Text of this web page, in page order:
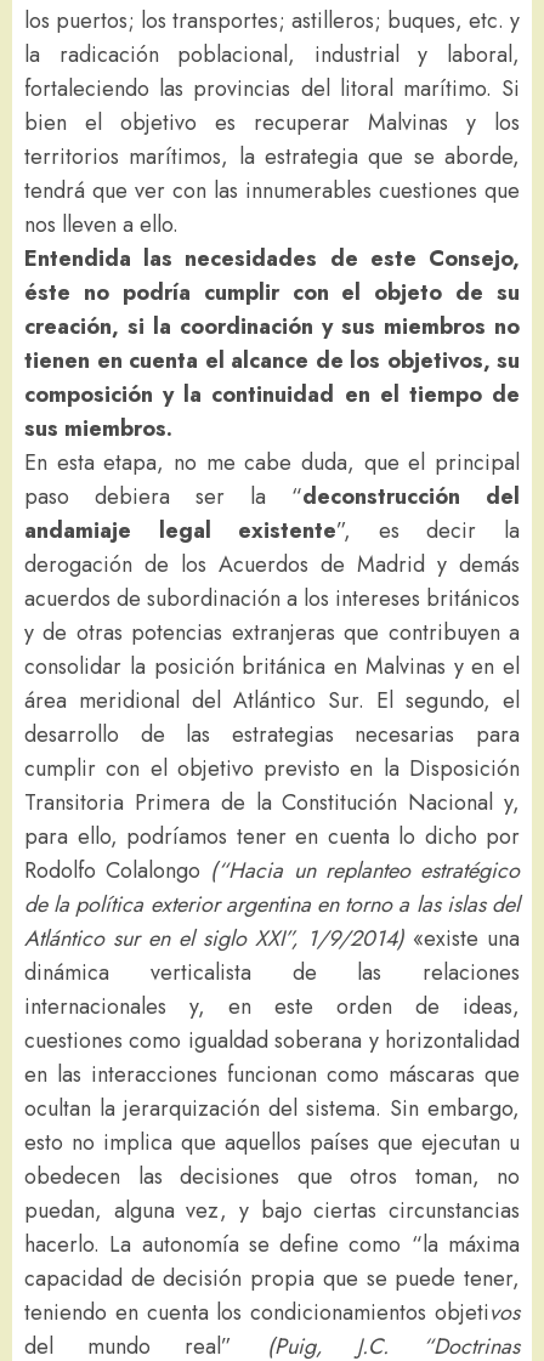
los puertos; los transportes; astilleros; buques, etc. y
la radicación poblacional, industrial y laboral,
fortaleciendo las provincias del litoral marítimo. Si
bien el objetivo es recuperar Malvinas y los
territorios marítimos, la estrategia que se aborde,
tendrá que ver con las innumerables cuestiones que
nos lleven a ello.
Entendida las necesidades de este Consejo,
éste no podría cumplir con el objeto de su
creación, si la coordinación y sus miembros no
tienen en cuenta el alcance de los objetivos, su
composición y la continuidad en el tiempo de
sus miembros.
En esta etapa, no me cabe duda, que el principal
paso debiera ser la “deconstrucción del
andamiaje legal existente”, es decir la
derogación de los Acuerdos de Madrid y demás
acuerdos de subordinación a los intereses británicos
y de otras potencias extranjeras que contribuyen a
consolidar la posición británica en Malvinas y en el
área meridional del Atlántico Sur. El segundo, el
desarrollo de las estrategias necesarias para
cumplir con el objetivo previsto en la Disposición
Transitoria Primera de la Constitución Nacional y,
para ello, podríamos tener en cuenta lo dicho por
Rodolfo Colalongo (“Hacia un replanteo estratégico
de la política exterior argentina en torno a las islas del
Atlántico sur en el siglo XXI”, 1/9/2014) «existe una
dinámica verticalista de las relaciones
internacionales y, en este orden de ideas,
cuestiones como igualdad soberana y horizontalidad
en las interacciones funcionan como máscaras que
ocultan la jerarquización del sistema. Sin embargo,
esto no implica que aquellos países que ejecutan u
obedecen las decisiones que otros toman, no
puedan, alguna vez, y bajo ciertas circunstancias
hacerlo. La autonomía se define como “la máxima
capacidad de decisión propia que se puede tener,
teniendo en cuenta los condicionamientos objetivos
del mundo real” (Puig, J.C. “Doctrinas